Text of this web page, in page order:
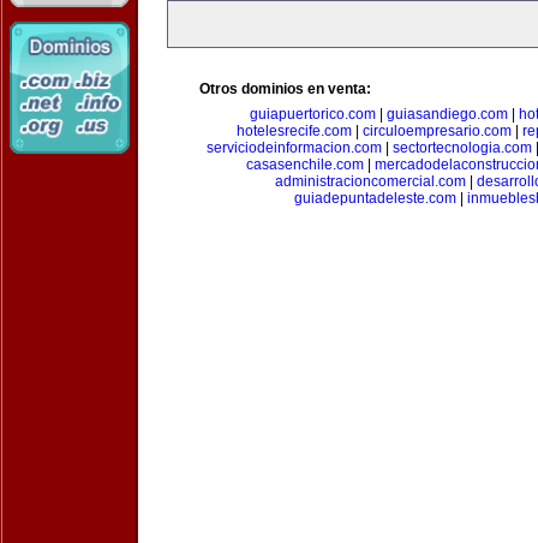
Otros dominios en venta:
guiapuertorico.com| guiasandiego.com|
hotelesrecife.com| circuloempresario.com|
serviciodeinformacion.com
sectortecnologia.com
casasenchile.com|
administracioncomercial.com|
guiadepuntadeleste.com